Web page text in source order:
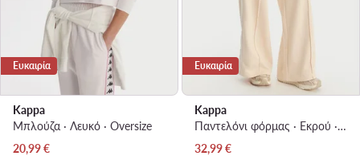
Ευκαιρία
Kappa
Μπλούζα · Λευκό · Oversize
Τρέχουσα τιμή
20,99€
Ευκαιρία
Kappa
Παντελόνι φόρμας · Εκρού · Regular Fit
Τρέχουσα τιμή
32,99€